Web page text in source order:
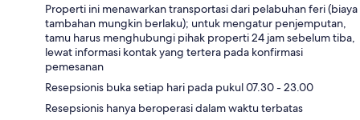
Properti ini menawarkan transportasi dari pelabuhan feri (biaya
tambahan mungkin berlaku); untuk mengatur penjemputan,
tamu harus menghubungi pihak properti 24 jam sebelum tiba,
lewat informasi kontak yang tertera pada konfirmasi
pemesanan
Resepsionis buka setiap hari pada pukul 07.30 - 23.00
Resepsionis hanya beroperasi dalam waktu terbatas